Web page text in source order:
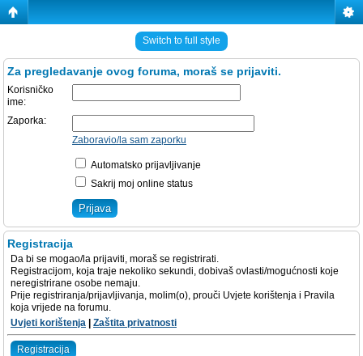
Switch to full style
Za pregledavanje ovog foruma, moraš se prijaviti.
Korisničko
ime:
Zaporka:
Zaboravio/la sam zaporku
Automatsko prijavljivanje
Sakrij moj online status
Registracija
Da bi se mogao/la prijaviti, moraš se registrirati.
Registracijom, koja traje nekoliko sekundi, dobivaš ovlasti/mogućnosti koje
neregistrirane osobe nemaju.
Prije registriranja/prijavljivanja, molim(o), prouči Uvjete korištenja i Pravila
koja vrijede na forumu.
Uvjeti korištenja
Zaštita privatnosti
Registracija